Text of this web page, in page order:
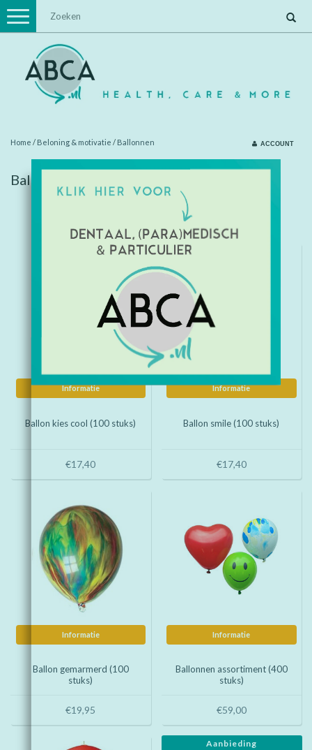
Toggle
navigation
Home / Beloning & motivatie / Ballonnen ACCOUNT
Ballonnen
Informatie
Ballon kies cool (100 stuks)
€17,40
Informatie
Ballon smile (100 stuks)
€17,40
Informatie
Ballon gemarmerd (100
stuks)
€19,95
Informatie
Ballonnen assortiment (400
stuks)
€59,00
Aanbieding